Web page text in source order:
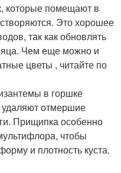
которые помещают в
Это хорошее
так как обновлять
Чем еще можно и
цветы , читайте по
в горшке
удаляют отмершие
Прищипка особенно
чтобы
и плотность куста.